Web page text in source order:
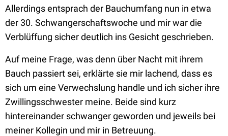
Allerdings entsprach der Bauchumfang nun in etwa
der 30. Schwangerschaftswoche und mir war die
Verblüffung sicher deutlich ins Gesicht geschrieben.
Auf meine Frage, was denn über Nacht mit ihrem
Bauch passiert sei, erklärte sie mir lachend, dass es
sich um eine Verwechslung handle und ich sicher ihre
Zwillingsschwester meine. Beide sind kurz
hintereinander schwanger geworden und jeweils bei
meiner Kollegin und mir in Betreuung.